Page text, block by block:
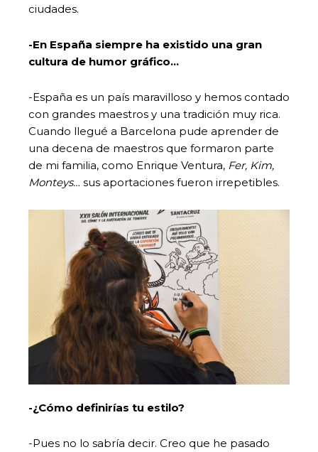
ciudades.
-En España siempre ha existido una gran
cultura de humor gráfico…
-España es un país maravilloso y hemos contado
con grandes maestros y una tradición muy rica.
Cuando llegué a Barcelona pude aprender de
una decena de maestros que formaron parte
de mi familia, como Enrique Ventura, Fer, Kim,
Monteys… sus aportaciones fueron irrepetibles.
-¿Cómo definirías tu estilo?
-Pues no lo sabría decir. Creo que he pasado